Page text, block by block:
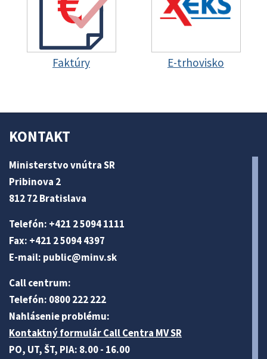
Faktúry E-trhovisko
KONTAKT
Ministerstvo vnútra SR
Pribinova 2
812 72 Bratislava
Telefón: +421 2 5094 1111
Fax: +421 2 5094 4397
E-mail: public@minv.sk
Call centrum:
Telefón: 0800 222 222
Nahlásenie problému:
Kontaktný formulár Call Centra MV SR
PO, UT, ŠT, PIA: 8.00 - 16.00